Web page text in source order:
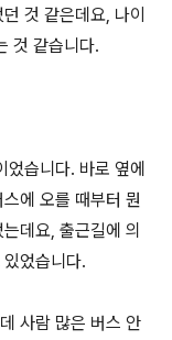
것 같은데요, 나이
것 같습니다.
습니다. 바로 옆에
에 오를 때부터 뭔
데요, 출근길에 의
었습니다.
사람 많은 버스 안